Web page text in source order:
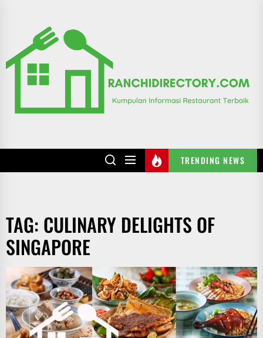
content
TRENDING NEWS
TAG: CULINARY DELIGHTS OF
SINGAPORE